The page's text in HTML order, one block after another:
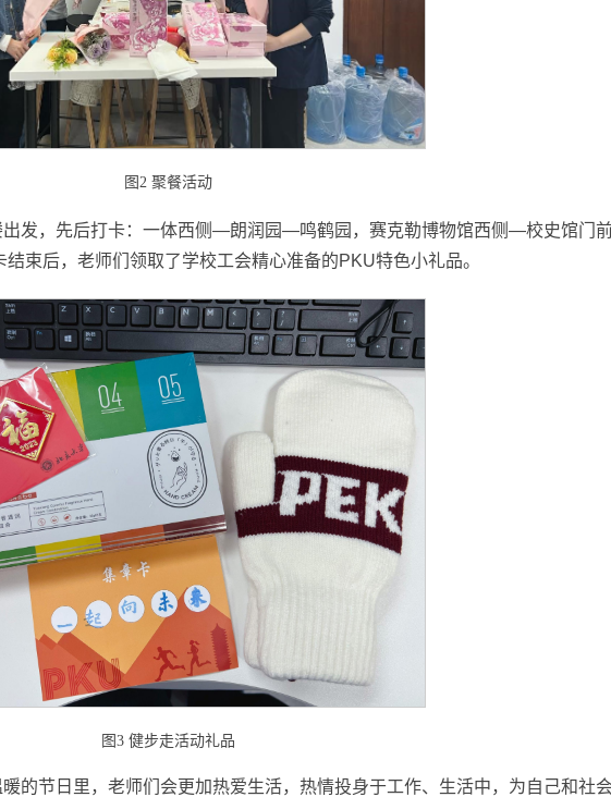
图2 聚餐活动
发，先后打卡：一体西侧—朗润园—鸣鹤园，赛克勒博物馆西侧—校史馆门
束后，老师们领取了学校工会精心准备的PKU特色小礼品。
图3 健步走活动礼品
的节日里，老师们会更加热爱生活，热情投身于工作、生活中，为自己和社